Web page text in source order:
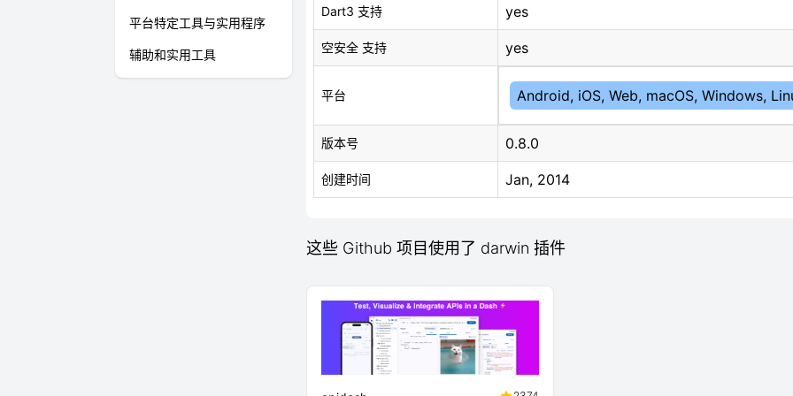
平台特定工具与实用程序
辅助和实用工具
Dart3 支持 yes
空安全 支持 yes
平台 Android, iOS, Web, macOS, Windows,
版本号 0.8.0
创建时间 Jan, 2014
这些 Github 项目使用了 darwin 插件